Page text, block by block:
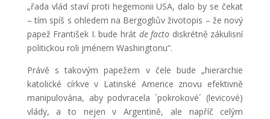
„řada vlád staví proti hegemonii USA, dalo by se čekat
– tím spíš s ohledem na Bergogliův životopis – že nový
papež František I. bude hrát de facto diskrétně zákulisní
politickou roli jménem Washingtonu“.
Právě s takovým papežem v čele bude „hierarchie
katolické církve v Latinské Americe znovu efektivně
manipulována, aby podvracela ´pokrokové´ (levicové)
vlády, a to nejen v Argentině, ale napříč celým